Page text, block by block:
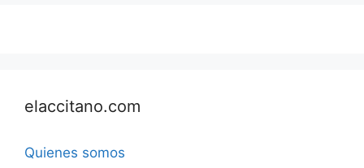
elaccitano.com
Quienes somos